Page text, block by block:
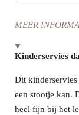
MEER
Kinderservies
Dit kinderservies
een stootje kan.
heel fijn bij het